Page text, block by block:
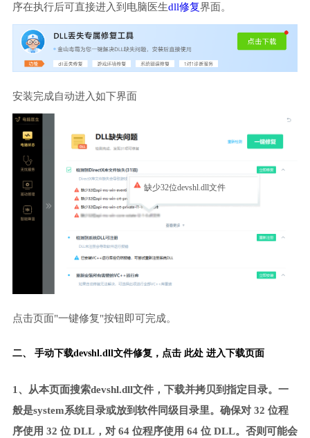
序在执行后可直接进入到电脑医生dll修复界面。
安装完成自动进入如下界面
缺少32位devshl.dll文件
点击页面"一键修复"按钮即可完成。
二、 手动下载devshl.dll文件修复， 点击 此处 进入下载页面
1、从本页面搜索devshl.dll文件，下载并拷贝到指定目录。一
般是system系统目录或放到软件同级目录里。确保对 32 位程
序使用 32 位 DLL，对 64 位程序使用 64 位 DLL。否则可能会